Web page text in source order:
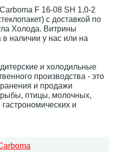
F 16-08 SH 1,0-2
с доставкой по
Холода. Витрины
наличии у нас или на
и холодильные
производства - это
и продажи
рыбы, птицы, молочных,
и